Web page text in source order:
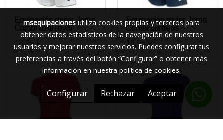
Equipación mujer Joma
Combi azul royal
18,95 €
Equipación mujer Joma
Combi burdeos
18,95 €
msequipaciones utiliza cookies propias y terceros para
obtener datos estadísticos de la navegación de nuestros
usuarios y mejorar nuestros servicios. Puedes configurar tus
preferencias a través del botón “Configurar” o obtener más
información en nuestra política de cookies.
Configurar Rechazar Aceptar